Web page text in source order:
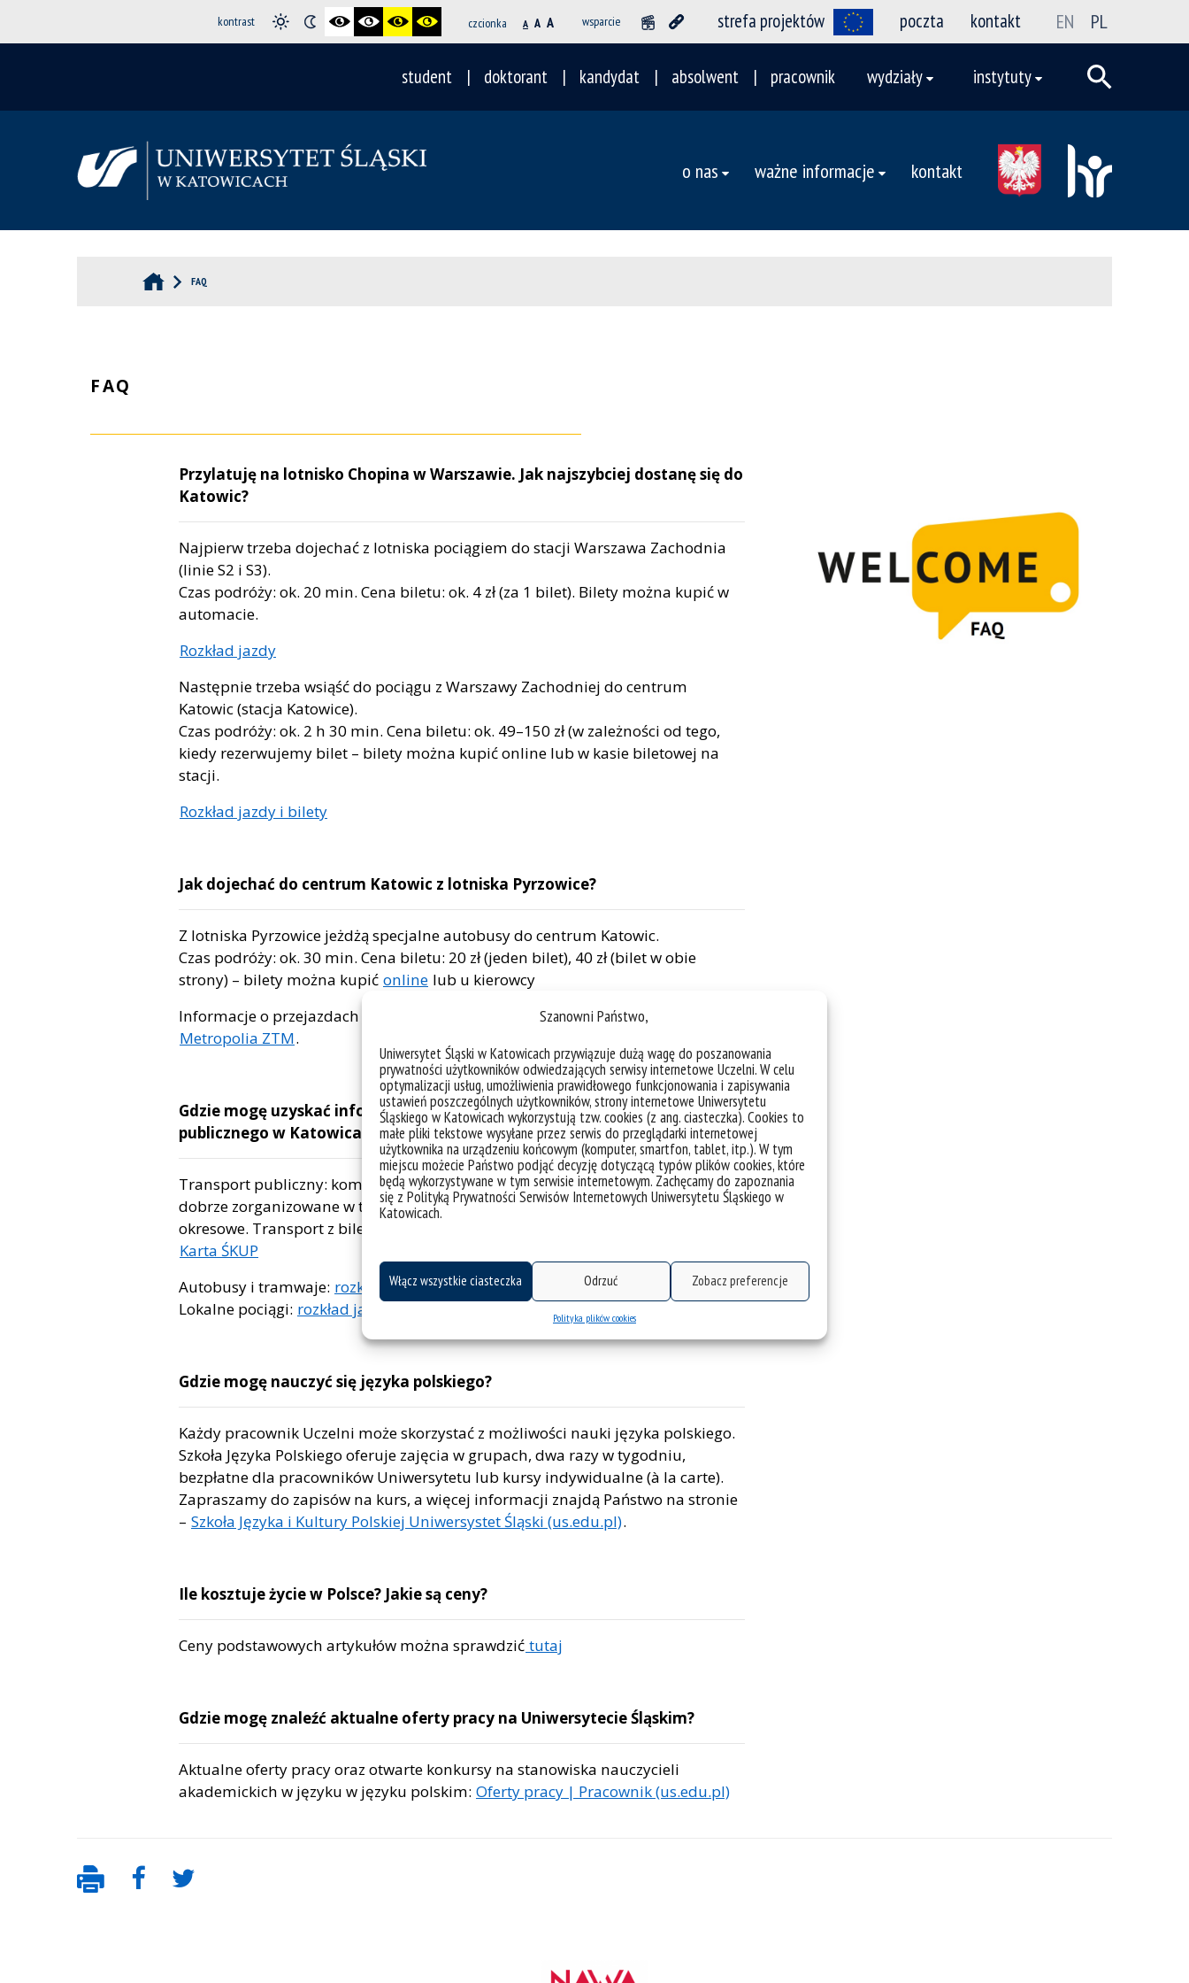
Szanowni Państwo,
Uniwersytet Śląski w Katowicach przywiązuje dużą wagę do poszanowania
prywatności użytkowników odwiedzających serwisy internetowe Uczelni. W celu
optymalizacji usług, umożliwienia prawidłowego funkcjonowania i zapisywania
ustawień poszczególnych użytkowników, strony internetowe Uniwersytetu
Śląskiego w Katowicach wykorzystują tzw. cookies (z ang. ciasteczka). Cookies to
małe pliki tekstowe wysyłane przez serwis do przeglądarki internetowej
użytkownika na urządzeniu końcowym (komputer, smartfon, tablet, itp.). W tym
miejscu możecie Państwo podjąć decyzję dotyczącą typów plików cookies, które
będą wykorzystywane w tym serwisie internetowym. Zachęcamy do zapoznania
się z Polityką Prywatności Serwisów Internetowych Uniwersytetu Śląskiego w
Katowicach.
Włącz wszystkie ciasteczka Odrzuć Zobacz preferencje
Polityka plików cookies
kontrast czcionka A A A wsparcie strefa projektów poczta kontakt EN PL
student doktorant kandydat absolwent pracownik wydziały instytuty
o nas ważne informacje kontakt
FAQ
FAQ
Przylatuję na lotnisko Chopina w Warszawie. Jak najszybciej dostanę się do
Katowic?
Najpierw trzeba dojechać z lotniska pociągiem do stacji Warszawa Zachodnia
(linie S2 i S3).
Czas podróży: ok. 20 min. Cena biletu: ok. 4 zł (za 1 bilet). Bilety można kupić w
automacie.
Rozkład jazdy
Następnie trzeba wsiąść do pociągu z Warszawy Zachodniej do centrum
Katowic (stacja Katowice).
Czas podróży: ok. 2 h 30 min. Cena biletu: ok. 49–150 zł (w zależności od tego,
kiedy rezerwujemy bilet – bilety można kupić online lub w kasie biletowej na
stacji.
Rozkład jazdy i bilety
Jak dojechać do centrum Katowic z lotniska Pyrzowice?
Z lotniska Pyrzowice jeżdżą specjalne autobusy do centrum Katowic.
Czas podróży: ok. 30 min. Cena biletu: 20 zł (jeden bilet), 40 zł (bilet w obie
strony) – bilety można kupić online lub u kierowcy
Informacje o przejazdach z lotniska do Katowic można znaleźć na stronie:
Metropolia ZTM.
Gdzie mogę uzyskać informacje na temat korzystania z transportu
publicznego w Katowicach, Sosnowcu i Chorzowie?
Transport publiczny: komunikacja autobusowa, tramwajowa czy kolej są
dobrze zorganizowane w tym regionie. Dostępne są bilety jednorazowe oraz
okresowe. Transport z biletem okresowym jest tańszy. Więcej informacji tutaj:
Karta ŚKUP
Autobusy i tramwaje: rozkład jazdy
Lokalne pociągi: rozkład jazdy
Gdzie mogę nauczyć się języka polskiego?
Każdy pracownik Uczelni może skorzystać z możliwości nauki języka polskiego.
Szkoła Języka Polskiego oferuje zajęcia w grupach, dwa razy w tygodniu,
bezpłatne dla pracowników Uniwersytetu lub kursy indywidualne (à la carte).
Zapraszamy do zapisów na kurs, a więcej informacji znajdą Państwo na stronie
– Szkoła Języka i Kultury Polskiej Uniwersystet Śląski (us.edu.pl).
Ile kosztuje życie w Polsce? Jakie są ceny?
Ceny podstawowych artykułów można sprawdzić tutaj
Gdzie mogę znaleźć aktualne oferty pracy na Uniwersytecie Śląskim?
Aktualne oferty pracy oraz otwarte konkursy na stanowiska nauczycieli
akademickich w języku w języku polskim: Oferty pracy | Pracownik (us.edu.pl)